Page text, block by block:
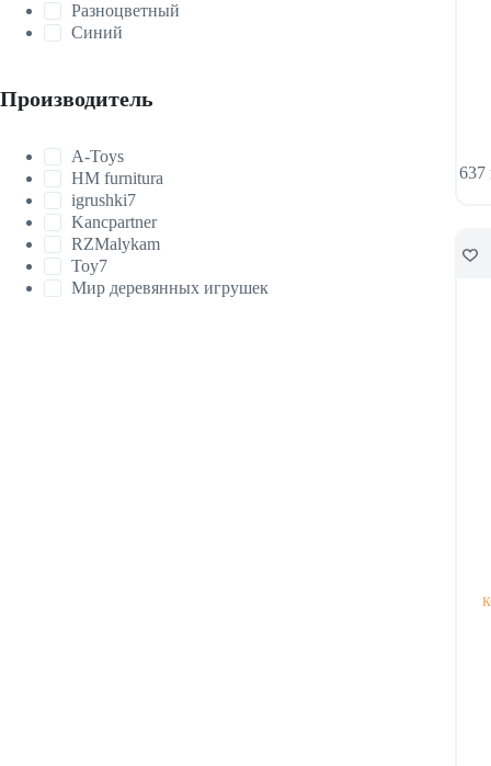
637
Разноцветный
Синий
Производитель
A-Toys
HM furnitura
igrushki7
Kancpartner
RZMalykam
Toy7
Мир деревянных игрушек